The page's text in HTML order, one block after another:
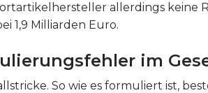
allerdings keine
1,9 Milliarden Euro.
im
So wie es formuliert ist,